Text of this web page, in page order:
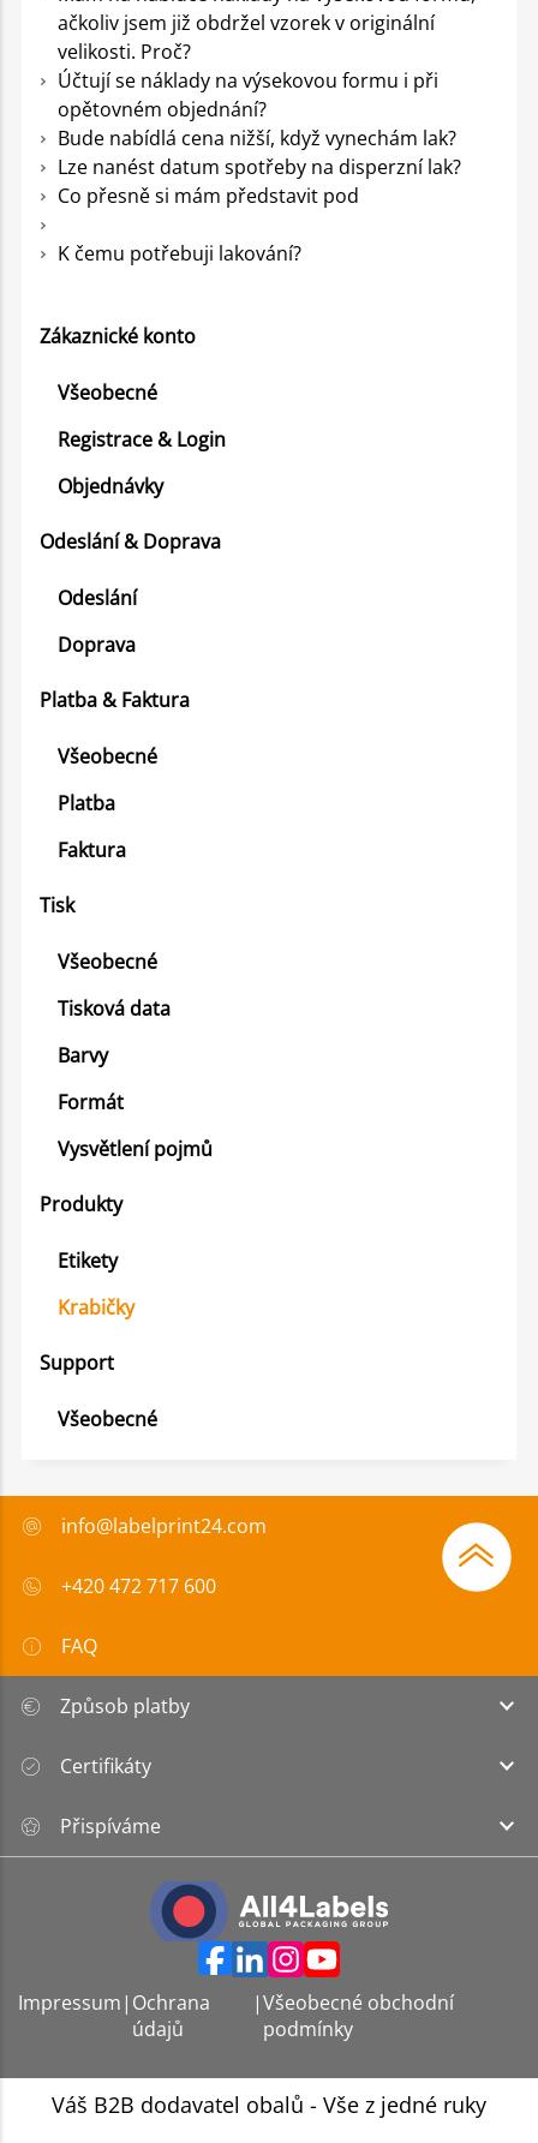
Zákaznické konto
Všeobecné
Registrace & Login
Objednávky
Odeslání & Doprava
Odeslání
Doprava
Platba & Faktura
Všeobecné
Platba
Faktura
Tisk
Všeobecné
Tisková data
Barvy
Formát
Vysvětlení pojmů
Produkty
Etikety
Krabičky
Support
Všeobecné
ačkoliv jsem již obdržel vzorek v originální
velikosti. Proč?
Účtují se náklady na výsekovou formu i při
opětovném objednání?
Bude nabídlá cena nižší, když vynechám lak?
Lze nanést datum spotřeby na disperzní lak?
Co přesně si mám představit pod
K čemu potřebuji lakování?
info@labelprint24.com
+420 472 717 600
FAQ
Způsob platby
Certifikáty
Přispíváme
Impressum | Ochrana
údajů
|Všeobecné obchodní
podmínky
Váš B2B dodavatel obalů - Vše z jedné ruky